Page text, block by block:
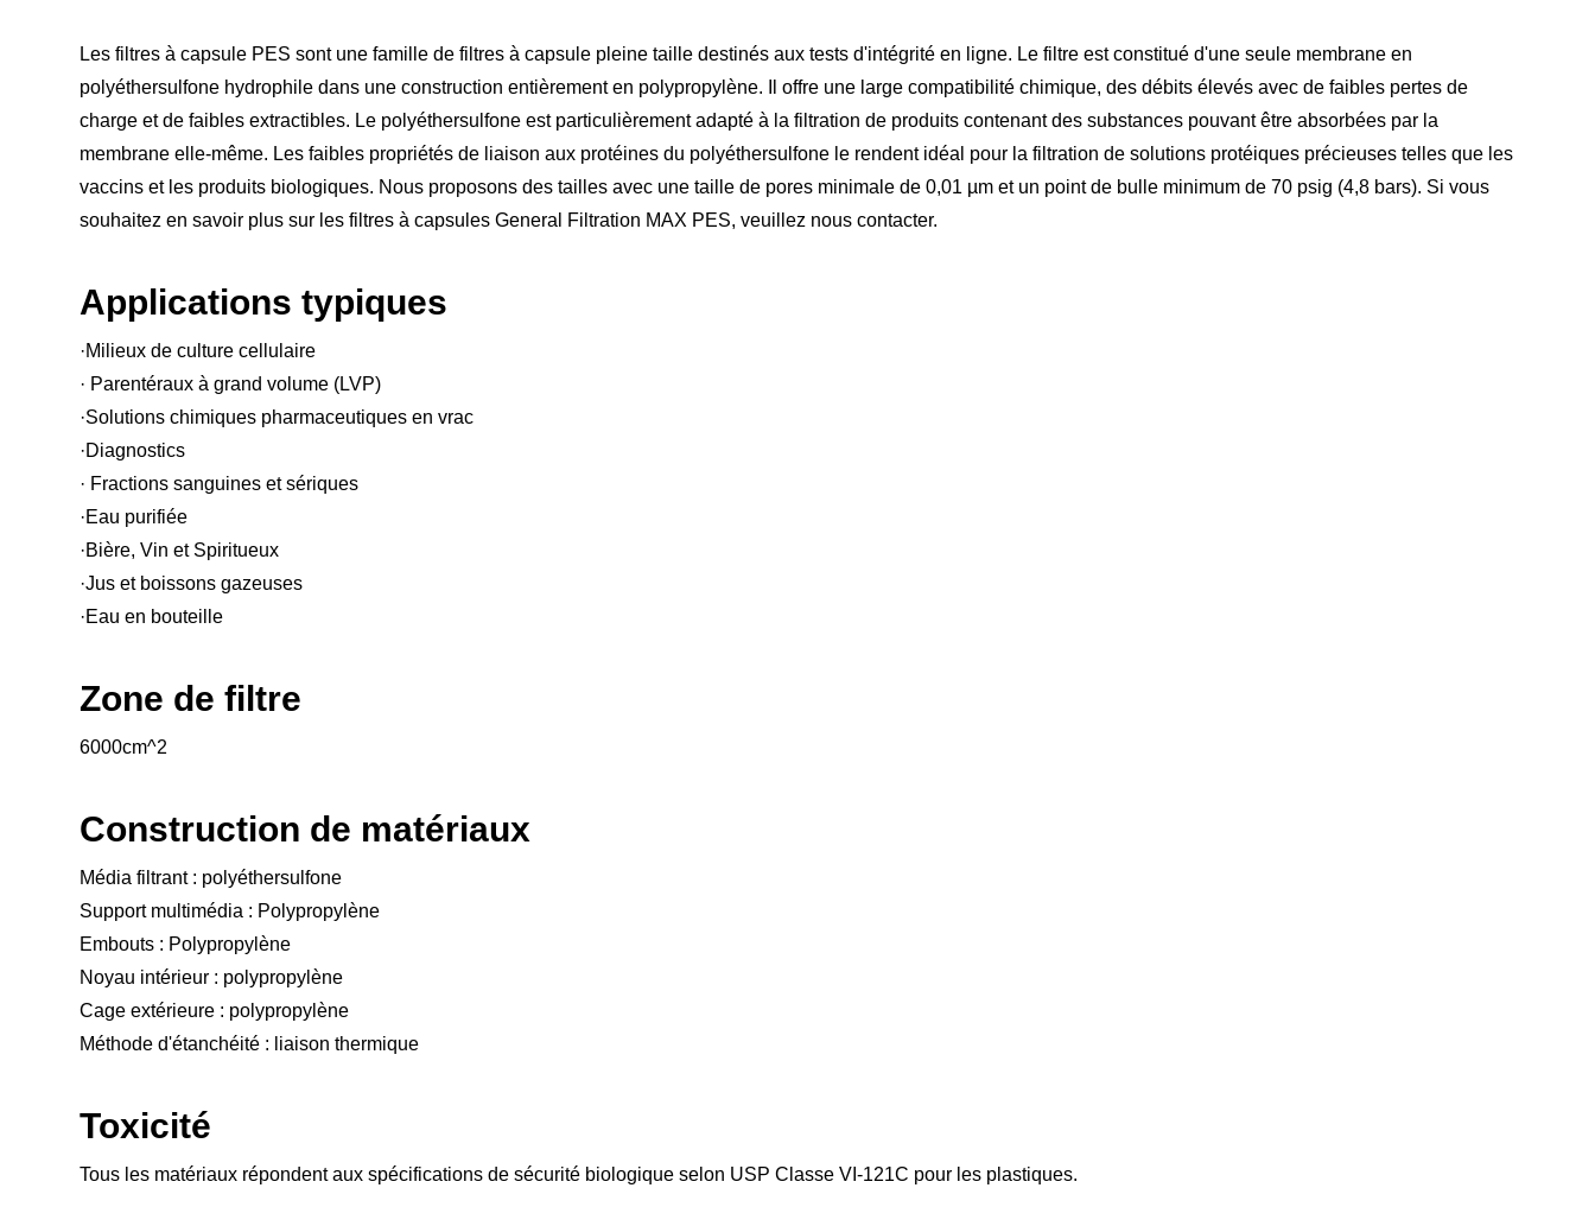
Les filtres à capsule PES sont une famille de filtres à capsule pleine taille destinés aux tests d'intégrité en ligne. Le filtre est constitué d'une seule membrane en
polyéthersulfone hydrophile dans une construction entièrement en polypropylène. Il offre une large compatibilité chimique, des débits élevés avec de faibles pertes de
charge et de faibles extractibles. Le polyéthersulfone est particulièrement adapté à la filtration de produits contenant des substances pouvant être absorbées par la
membrane elle-même. Les faibles propriétés de liaison aux protéines du polyéthersulfone le rendent idéal pour la filtration de solutions protéiques précieuses telles que les
vaccins et les produits biologiques. Nous proposons des tailles avec une taille de pores minimale de 0,01 µm et un point de bulle minimum de 70 psig (4,8 bars). Si vous
souhaitez en savoir plus sur les filtres à capsules General Filtration MAX PES, veuillez nous contacter.
Applications typiques
·Milieux de culture cellulaire
· Parentéraux à grand volume (LVP)
·Solutions chimiques pharmaceutiques en vrac
·Diagnostics
· Fractions sanguines et sériques
·Eau purifiée
·Bière, Vin et Spiritueux
·Jus et boissons gazeuses
·Eau en bouteille
Zone de filtre
6000cm^2
Construction de matériaux
Média filtrant : polyéthersulfone
Support multimédia : Polypropylène
Embouts : Polypropylène
Noyau intérieur : polypropylène
Cage extérieure : polypropylène
Méthode d'étanchéité : liaison thermique
Toxicité
Tous les matériaux répondent aux spécifications de sécurité biologique selon USP Classe VI-121C pour les plastiques.